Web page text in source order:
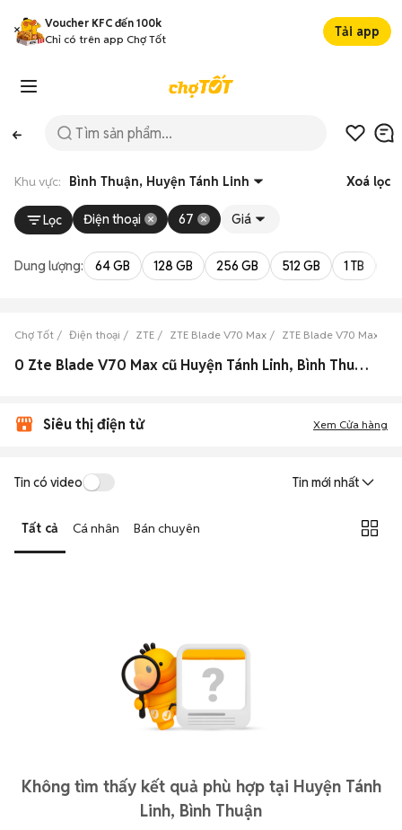
Voucher KFC đến 100k
Chỉ có trên app Chợ Tốt
Tải app
Khu vực: Bình Thuận, Huyện Tánh Linh Xoá lọc
Lọc Điện thoại 67 Giá
Dung lượng: 64 GB 128 GB 256 GB 512 GB 1 TB
Chợ Tốt Điện thoại ZTE ZTE Blade V70 Max ZTE Blade V70 Max
0 Zte Blade V70 Max cũ Huyện Tánh Linh, Bình Thuận đẹp
Siêu thị điện tử Xem Cửa hàng
Tin có video Tin mới nhất
Tất cả Cá nhân Bán chuyên
Không tìm thấy kết quả phù hợp tại Huyện Tánh
Linh, Bình Thuận